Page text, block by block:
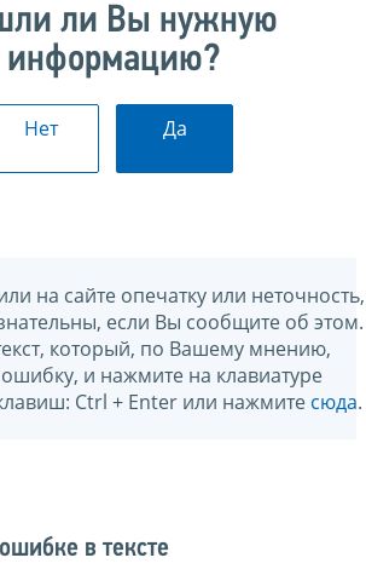
ли Вы нужную
информацию?
Нет Да
на сайте опечатку или неточность,
если Вы сообщите об этом.
который, по Вашему мнению,
и нажмите на клавиатуре
Ctrl + Enter или нажмите сюда.
в тексте